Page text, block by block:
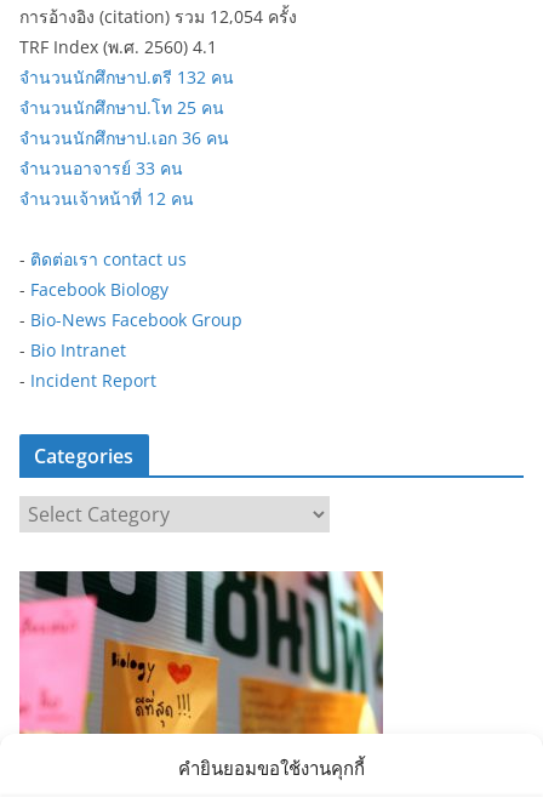
คำยินยอมขอใช้งานคุกกี้
การอ้างอิง (citation) รวม 12,054 ครั้ง
TRF Index (พ.ศ. 2560) 4.1
จำนวนนักศึกษาป.ตรี 132 คน
จำนวนนักศึกษาป.โท 25 คน
จำนวนนักศึกษาป.เอก 36 คน
จำนวนอาจารย์ 33 คน
จำนวนเจ้าหน้าที่ 12 คน
- ติดต่อเรา contact us
- Facebook Biology
- Bio-News Facebook Group
- Bio Intranet
- Incident Report
Categories
a
t
e
g
i